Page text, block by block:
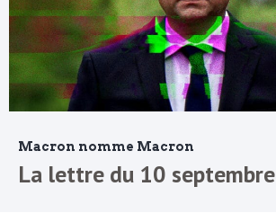
Macron nomme Macron
La lettre du 10 septembre